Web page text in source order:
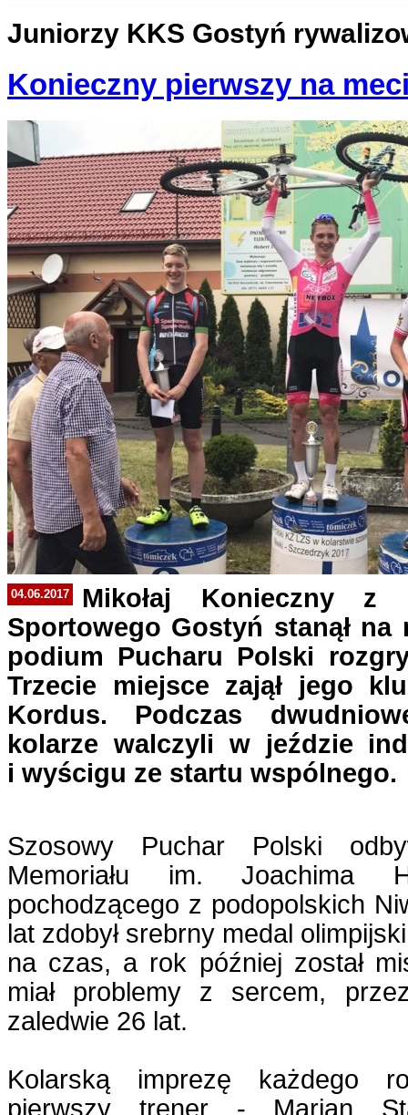
Juniorzy KKS Gostyń
Konieczny pierwszy na
04.06.2017
Mikołaj Konieczny z
Sportowego Gostyń stanął
podium Pucharu Polski
Trzecie miejsce zajął jego
Kordus. Podczas
kolarze walczyli w jeździe
i wyścigu ze startu wspólnego.
Szosowy Puchar Polski
Memoriału im. Joachima
pochodzącego z podopolskich
lat zdobył srebrny medal
na czas, a rok później został
miał problemy z sercem,
zaledwie 26 lat.
Kolarską imprezę każdego
pierwszy trener - Marian